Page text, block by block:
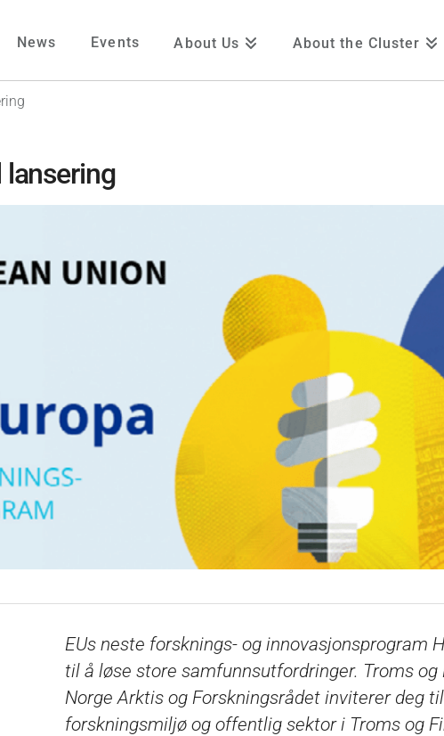
News Events About Us About the Cluster
lansering
EUs neste forsknings- og innovasjonsprogram
til å løse store samfunnsutfordringer. Troms
Norge Arktis og Forskningsrådet inviterer deg
forskningsmiljø og offentlig sektor i Troms og